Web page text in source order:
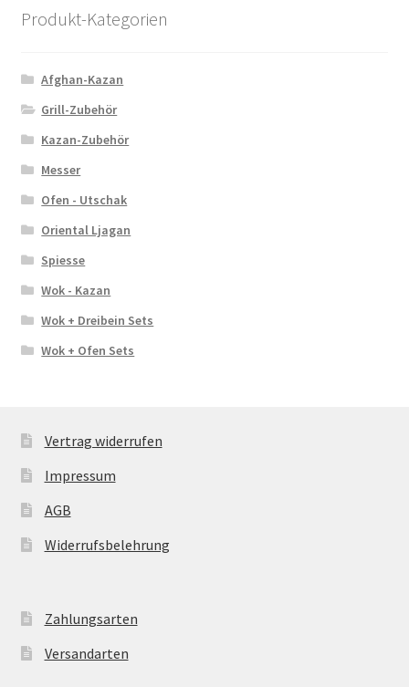
Produkt-Kategorien
Afghan-Kazan
Grill-Zubehör
Kazan-Zubehör
Messer
Ofen - Utschak
Oriental Ljagan
Spiesse
Wok - Kazan
Wok + Dreibein Sets
Wok + Ofen Sets
Vertrag widerrufen
Impressum
AGB
Widerrufsbelehrung
Zahlungsarten
Versandarten